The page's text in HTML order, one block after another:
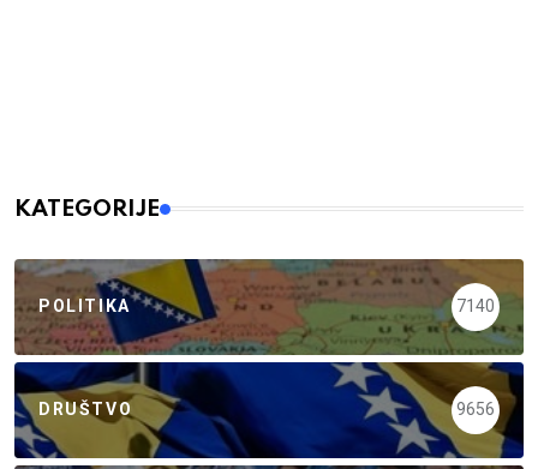
KATEGORIJE
POLITIKA 7140
DRUŠTVO 9656